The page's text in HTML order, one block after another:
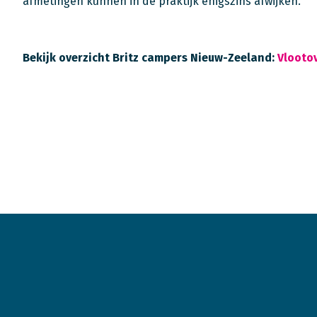
Bekijk overzicht Britz campers Nieuw-Zeeland: